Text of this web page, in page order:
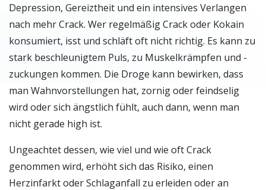
Depression, Gereiztheit und ein intensives Verlangen
nach mehr Crack. Wer regelmäßig Crack oder Kokain
konsumiert, isst und schläft oft nicht richtig. Es kann zu
stark beschleunigtem Puls, zu Muskelkrämpfen und -
zuckungen kommen. Die Droge kann bewirken, dass
man Wahnvorstellungen hat, zornig oder feindselig
wird oder sich ängstlich fühlt, auch dann, wenn man
nicht gerade high ist.
Ungeachtet dessen, wie viel und wie oft Crack
genommen wird, erhöht sich das Risiko, einen
Herzinfarkt oder Schlaganfall zu erleiden oder an